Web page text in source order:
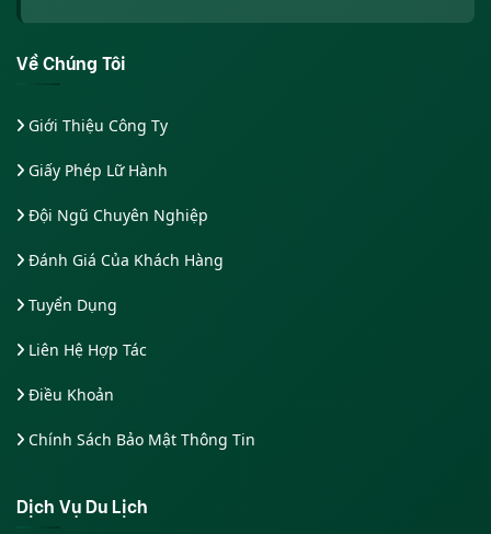
Về Chúng Tôi
Giới Thiệu Công Ty
Giấy Phép Lữ Hành
Đội Ngũ Chuyên Nghiệp
Đánh Giá Của Khách Hàng
Tuyển Dụng
Liên Hệ Hợp Tác
Điều Khoản
Chính Sách Bảo Mật Thông Tin
Dịch Vụ Du Lịch